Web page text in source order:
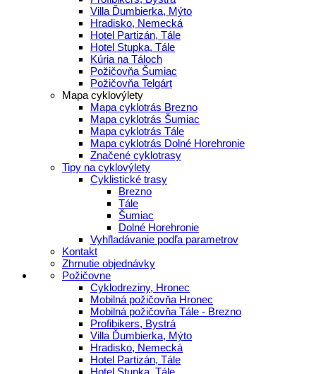
Villa Ďumbierka, Mýto
Hradisko, Nemecká
Hotel Partizán, Tále
Hotel Stupka, Tále
Kúria na Táloch
Požičovňa Šumiac
Požičovňa Telgárt
Mapa cyklovýlety
Mapa cyklotrás Brezno
Mapa cyklotrás Šumiac
Mapa cyklotrás Tále
Mapa cyklotrás Dolné Horehronie
Značené cyklotrasy
Tipy na cyklovýlety
Cyklistické trasy
Brezno
Tále
Šumiac
Dolné Horehronie
Vyhľladávanie podľa parametrov
Kontakt
Zhrnutie objednávky
Požičovne
Cyklodreziny, Hronec
Mobilná požičovňa Hronec
Mobilná požičovňa Tále - Brezno
Profibikers, Bystrá
Villa Ďumbierka, Mýto
Hradisko, Nemecká
Hotel Partizán, Tále